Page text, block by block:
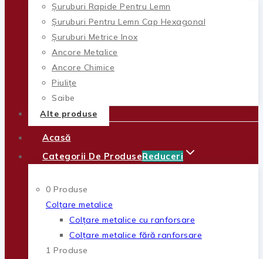
Șuruburi Rapide Pentru Lemn
Șuruburi Pentru Lemn Cap Hexagonal
Șuruburi Metrice Inox
Ancore Metalice
Ancore Chimice
Piulițe
Șaibe
Alte produse
Acasă
Categorii De ProduseReduceri
0 Produse
Colțare metalice
Colțare metalice cu ranforsare
Colțare metalice fără ranforsare
1 Produse